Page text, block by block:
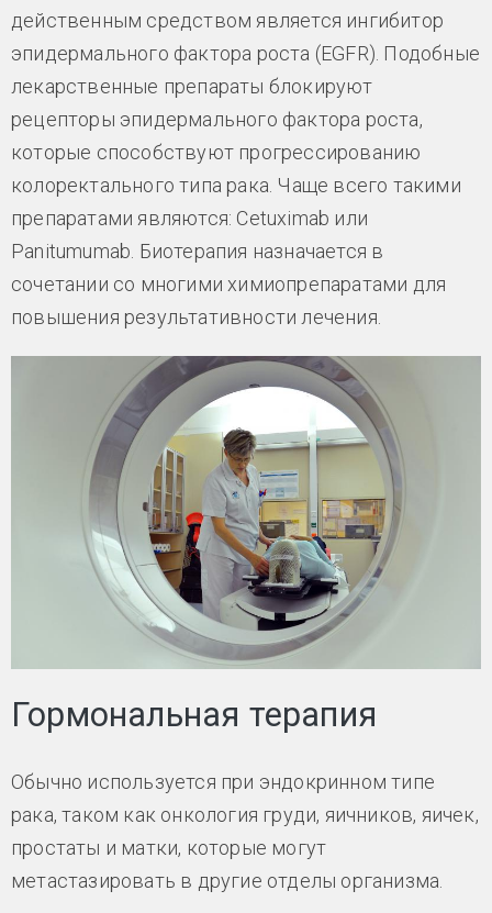
действенным средством является ингибитор
эпидермального фактора роста (EGFR). Подобные
лекарственные препараты блокируют
рецепторы эпидермального фактора роста,
которые способствуют прогрессированию
колоректального типа рака. Чаще всего такими
препаратами являются: Cetuximab или
Panitumumab. Биотерапия назначается в
сочетании со многими химиопрепаратами для
повышения результативности лечения.
Гормональная терапия
Обычно используется при эндокринном типе
рака, таком как онкология груди, яичников, яичек,
простаты и матки, которые могут
метастазировать в другие отделы организма.